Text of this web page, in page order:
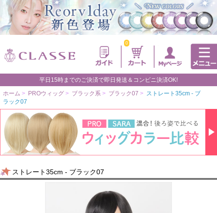
0
平日15時までのご決済で即日発送＆コンビニ決済OK!
ホーム > PROウィッグ > ブラック系 > ブラック07 > ストレート35cm - ブ
ラック07
ストレート35cm - ブラック07